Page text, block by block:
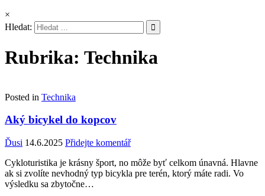
×
Hledat:
Rubrika: Technika
Posted in Technika
Aký bicykel do kopcov
Ďusi 14.6.2025 Přidejte komentář
Cykloturistika je krásny šport, no môže byť celkom únavná. Hlavne
ak si zvolíte nevhodný typ bicykla pre terén, ktorý máte radi. Vo
výsledku sa zbytočne…